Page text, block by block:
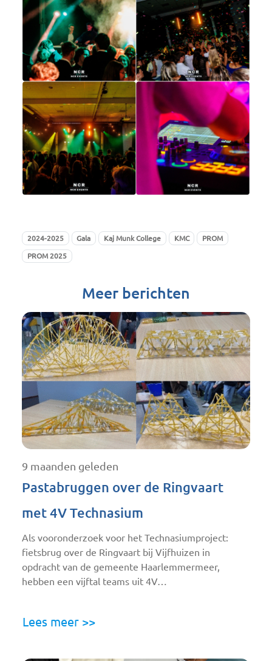
2024-2025 Gala Kaj Munk College KMC PROM
PROM 2025
Meer berichten
9 maanden geleden
Pastabruggen over de Ringvaart
met 4V Technasium
Als vooronderzoek voor het Technasiumproject:
fietsbrug over de Ringvaart bij Vijfhuizen in
opdracht van de gemeente Haarlemmermeer,
hebben een vijftal teams uit 4V…
Lees meer >>